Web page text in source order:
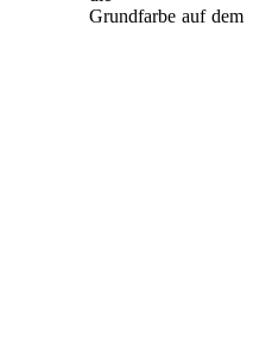
Grundfarbe auf dem